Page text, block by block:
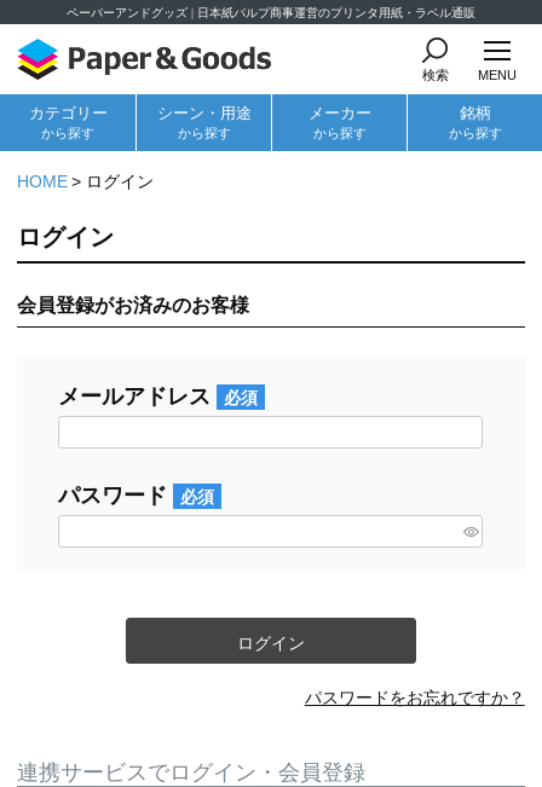
ペーパーアンドグッズ | 日本紙パルプ商事運営のプリンタ用紙・ラベル通販
検索 MENU
カテゴリー
から探す
シーン・用途
から探す
メーカー
から探す
銘柄
から探す
HOME ログイン
ログイン
会員登録がお済みのお客様
メールアドレス
パスワード
ログイン
パスワードをお忘れですか？
連携サービスでログイン・会員登録